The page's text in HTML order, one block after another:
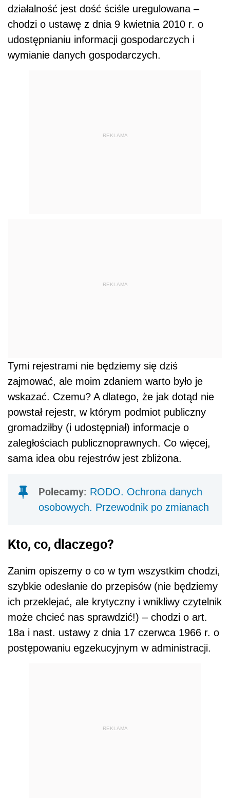
działalność jest dość ściśle uregulowana –
chodzi o ustawę z dnia 9 kwietnia 2010 r. o
udostępnianiu informacji gospodarczych i
wymianie danych gospodarczych.
REKLAMA
REKLAMA
Tymi rejestrami nie będziemy się dziś
zajmować, ale moim zdaniem warto było je
wskazać. Czemu? A dlatego, że jak dotąd nie
powstał rejestr, w którym podmiot publiczny
gromadziłby (i udostępniał) informacje o
zaległościach publicznoprawnych. Co więcej,
sama idea obu rejestrów jest zbliżona.
Polecamy: RODO. Ochrona danych
osobowych. Przewodnik po zmianach
Kto, co, dlaczego?
Zanim opiszemy o co w tym wszystkim chodzi,
szybkie odesłanie do przepisów (nie będziemy
ich przeklejać, ale krytyczny i wnikliwy czytelnik
może chcieć nas sprawdzić!) – chodzi o art.
18a i nast. ustawy z dnia 17 czerwca 1966 r. o
postępowaniu egzekucyjnym w administracji.
REKLAMA